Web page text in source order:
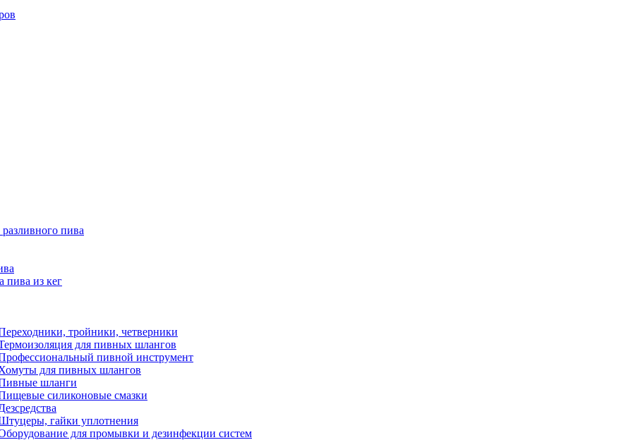
пива
пива из кег
тройники, четверники
для пивных шлангов
пивной инструмент
для пивных шлангов
шланги
силиконовые смазки
гайки уплотнения
для промывки и дезинфекции систем